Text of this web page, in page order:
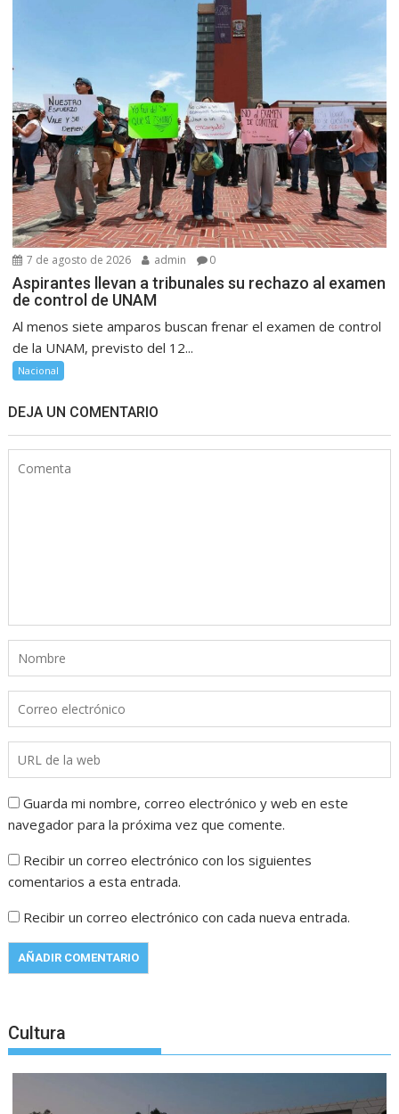
7 de agosto de 2026 admin 0
Aspirantes llevan a tribunales su rechazo al examen
de control de UNAM
Al menos siete amparos buscan frenar el examen de control
de la UNAM, previsto del 12...
Nacional
DEJA UN COMENTARIO
Guarda mi nombre, correo electrónico y web en este
navegador para la próxima vez que comente.
Recibir un correo electrónico con los siguientes
comentarios a esta entrada.
Recibir un correo electrónico con cada nueva entrada.
Cultura